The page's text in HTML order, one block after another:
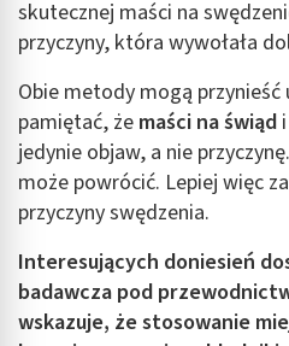
skutecznej maści na
przyczyny, która wywołała
Obie metody mogą
pamiętać, że maści na świąd
jedynie objaw, a nie
może powrócić. Lepiej więc
przyczyny swędzenia.
Interesujących doniesień
badawcza pod
wskazuje, że stosowanie